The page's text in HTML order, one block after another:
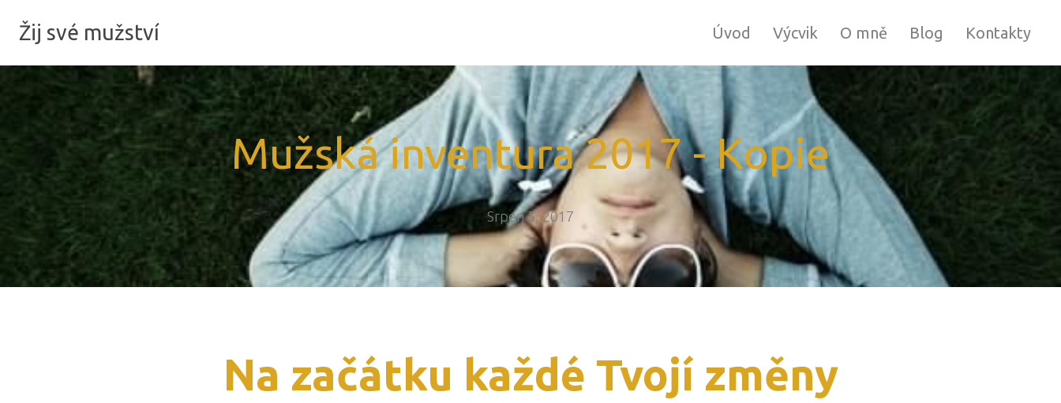
Žij své mužství Úvod Výcvik O mně Blog Kontakty
Mužská inventura 2017 - Kopie
Srpen 5, 2017
Na začátku každé Tvojí změny